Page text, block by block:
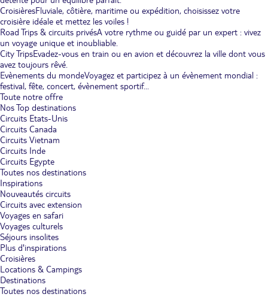
CroisièresFluviale, côtière, maritime ou expédition, choisissez votre
croisière idéale et mettez les voiles !
Road Trips & circuits privésA votre rythme ou guidé par un expert : vivez
un voyage unique et inoubliable.
City TripsEvadez-vous en train ou en avion et découvrez la ville dont vous
avez toujours rêvé.
Evènements du mondeVoyagez et participez à un évènement mondial :
festival, fête, concert, évènement sportif...
Toute notre offre
Nos Top destinations
Circuits Etats-Unis
Circuits Canada
Circuits Vietnam
Circuits Inde
Circuits Egypte
Toutes nos destinations
Inspirations
Nouveautés circuits
Circuits avec extension
Voyages en safari
Voyages culturels
Séjours insolites
Plus d'inspirations
Croisières
Locations & Campings
Destinations
Toutes nos destinations